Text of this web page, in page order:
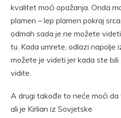
kvalitet moći opažanja. Onda
plamen – lep plamen pokraj
odmah sada je ne možete
tu. Kada umrete, odlazi napolje
možete je videti jer kada ste bili
vidite.
A drugi takođe to neće moći
ali je Kirlian iz Sovjetske